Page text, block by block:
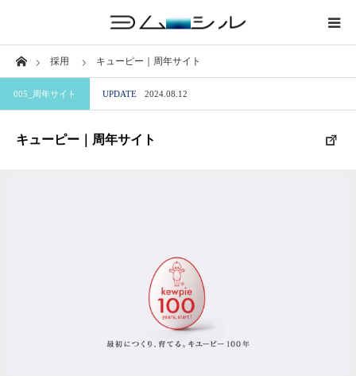
Home 採用 キューピー｜周年サイト
005_周年サイト UPDATE 2024.08.12
キューピー｜周年サイト
業界から探す
サイトから探す